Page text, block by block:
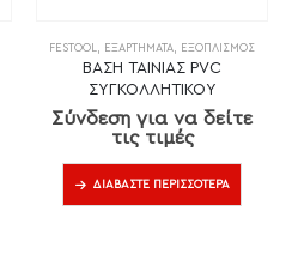
FESTOOL, ΕΞΑΡΤΉΜΑΤΑ, ΕΞΟΠΛΙΣΜΌΣ
ΒΑΣΗ ΤΑΙΝΙΑΣ PVC
ΣΥΓΚΟΛΛΗΤΙΚΟΥ
Σύνδεση για να δείτε
τις τιμές
ΔΙΑΒΆΣΤΕ ΠΕΡΙΣΣΌΤΕΡΑ